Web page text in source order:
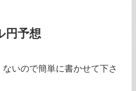
円予想
いので簡単に書かせて下さ